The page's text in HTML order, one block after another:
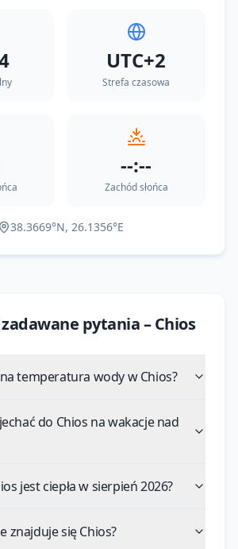
UTC+2
Strefa czasowa
--:--
Zachód słońca
38.3669°N, 26.1356°E
pytania –Chios
temperatura wody w Chios?
do Chios na wakacje nad
jest ciepła w sierpień 2026?
znajduje się Chios?